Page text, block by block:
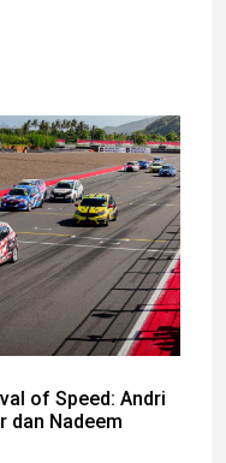
of Speed: Andri
dan Nadeem